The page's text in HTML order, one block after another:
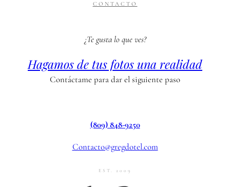
CONTACTO
¿Te gusta lo que ves?
Hagamos de tus fotos una realidad
Contáctame para dar el siguiente paso
(809) 848-9250
Contacto@gregdotel.com
EST. 2009